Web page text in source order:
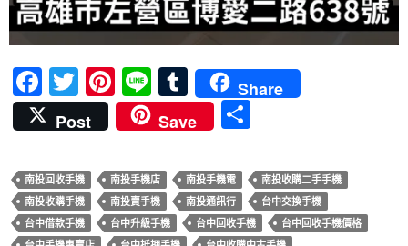
F
ac
e
b
o
o
T
w
itt
er
Pi
nt
er
es
t
Li
n
e
T
u
m
bl
r
Share
Post
Save
南投回收手機 南投手機店 南投手機電
南投收購二手手機
南投收購手機
南投賣手機 南投通訊行
台中交換手機
台中借款手機
台中升級手機 台中回收手機
台中回收手機價格